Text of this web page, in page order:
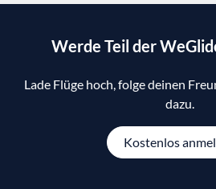
Werde Teil der
Lade Flüge hoch, folge deinen
dazu.
Kostenlos